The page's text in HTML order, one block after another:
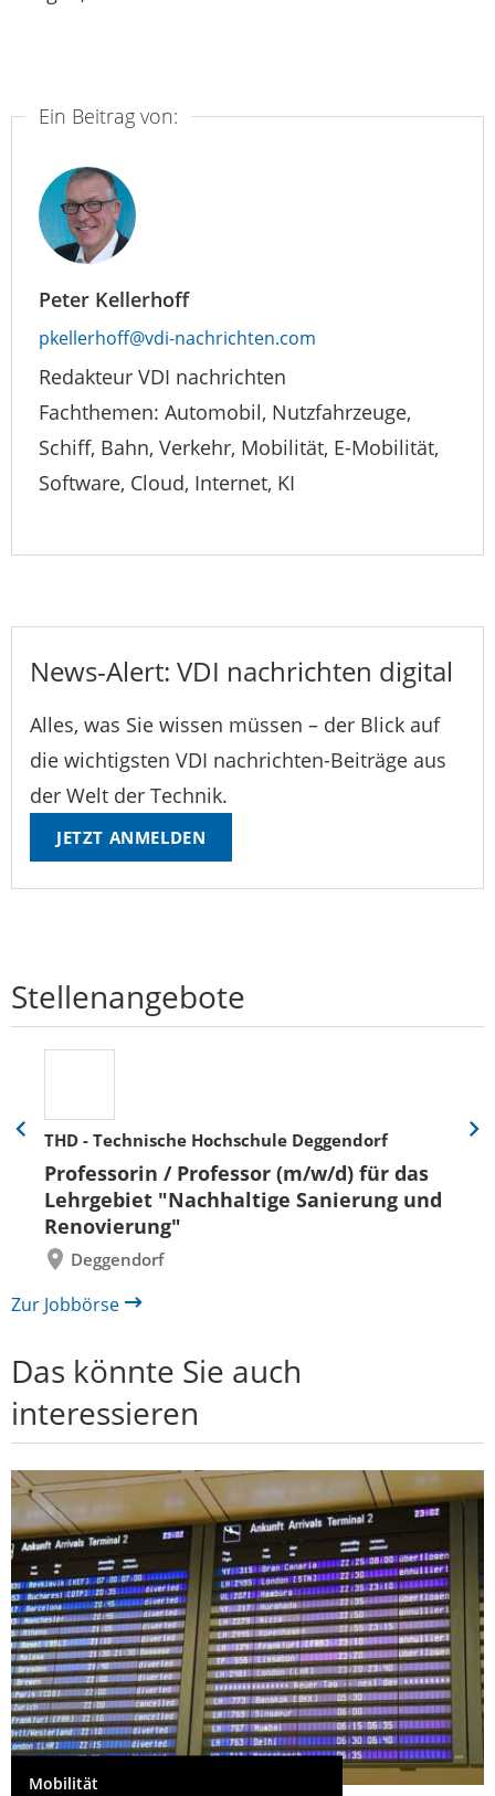
Ein Beitrag von:
Peter Kellerhoff
pkellerhoff@vdi-nachrichten.com
Redakteur VDI nachrichten
Fachthemen: Automobil, Nutzfahrzeuge,
Schiff, Bahn, Verkehr, Mobilität, E-Mobilität,
Software, Cloud, Internet, KI
News-Alert: VDI nachrichten digital
Alles, was Sie wissen müssen – der Blick auf
die wichtigsten VDI nachrichten-Beiträge aus
der Welt der Technik.
JETZT ANMELDEN
Stellenangebote
THD - Technische Hochschule Deggendorf
Professorin / Professor (m/w/d) für das
Lehrgebiet "Nachhaltige Sanierung und
Renovierung"
Deggendorf
Eine
zurück
Eine
Zur Jobbörse
Das könnte Sie auch
interessieren
Mobilität